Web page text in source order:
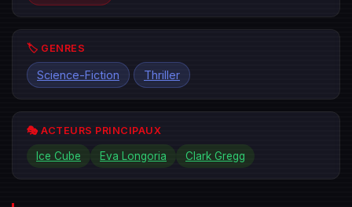
🏷️ GENRES
Science-Fiction Thriller
🎭 ACTEURS PRINCIPAUX
Ice Cube Eva Longoria Clark Gregg